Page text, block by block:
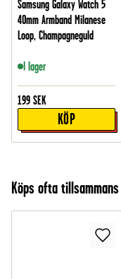
Samsung Galaxy Watch 5
40mm Armband Milanese
Loop, Champagneguld
I lager
199 SEK
KÖP
Köps ofta tillsammans